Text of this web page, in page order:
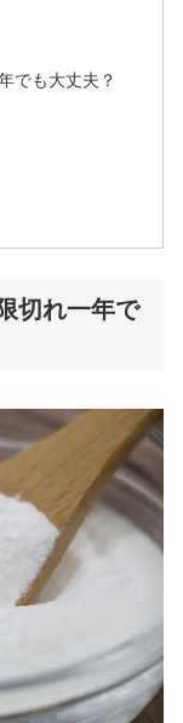
でも大丈夫？
切れ一年で